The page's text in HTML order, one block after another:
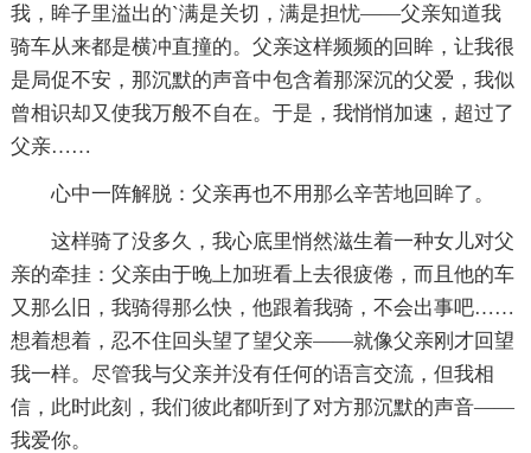
我，眸子里溢出的`满是关切，满是担忧——父亲知道我
骑车从来都是横冲直撞的。父亲这样频频的回眸，让我很
是局促不安，那沉默的声音中包含着那深沉的父爱，我似
曾相识却又使我万般不自在。于是，我悄悄加速，超过了
父亲……
心中一阵解脱：父亲再也不用那么辛苦地回眸了。
这样骑了没多久，我心底里悄然滋生着一种女儿对父
亲的牵挂：父亲由于晚上加班看上去很疲倦，而且他的车
又那么旧，我骑得那么快，他跟着我骑，不会出事吧……
想着想着，忍不住回头望了望父亲——就像父亲刚才回望
我一样。尽管我与父亲并没有任何的语言交流，但我相
信，此时此刻，我们彼此都听到了对方那沉默的声音——
我爱你。